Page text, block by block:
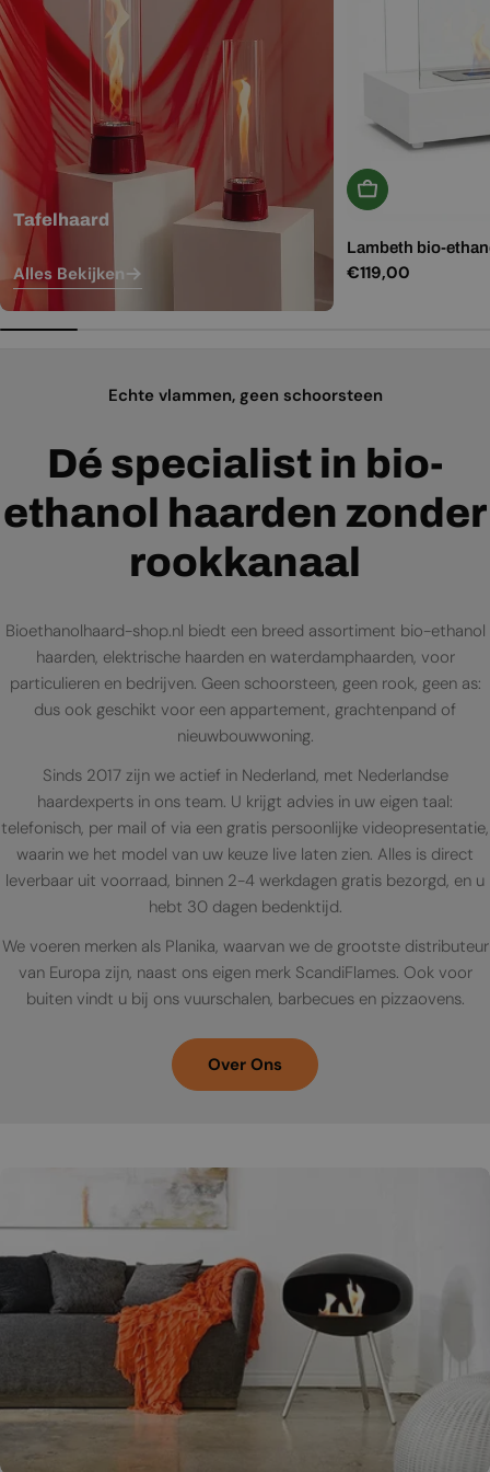
Tafelhaard
Alles Bekijken
In Winkelwagen
Lambeth bio-
Normale
€119,00
Echte vlammen, geen schoorsteen
Dé specialist in bio-
ethanol haarden zonder
rookkanaal
Bioethanolhaard-shop.nl biedt een breed assortiment bio-ethanol
haarden, elektrische haarden en waterdamphaarden, voor
particulieren en bedrijven. Geen schoorsteen, geen rook, geen as:
dus ook geschikt voor een appartement, grachtenpand of
nieuwbouwwoning.
Sinds 2017 zijn we actief in Nederland, met Nederlandse
haardexperts in ons team. U krijgt advies in uw eigen taal:
telefonisch, per mail of via een gratis persoonlijke videopresentatie,
waarin we het model van uw keuze live laten zien. Alles is direct
leverbaar uit voorraad, binnen 2-4 werkdagen gratis bezorgd, en u
hebt 30 dagen bedenktijd.
We voeren merken als Planika, waarvan we de grootste distributeur
van Europa zijn, naast ons eigen merk ScandiFlames. Ook voor
buiten vindt u bij ons vuurschalen, barbecues en pizzaovens.
Over Ons